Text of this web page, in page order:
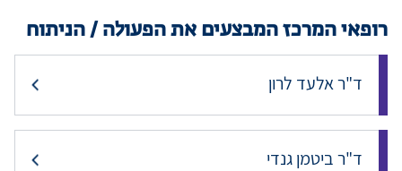
קריירה
כניסת
רופאי המרכז המבצעים את הפעולה / הניתוח
ד"ר אלעד לרון
ד"ר ביטמן גנדי